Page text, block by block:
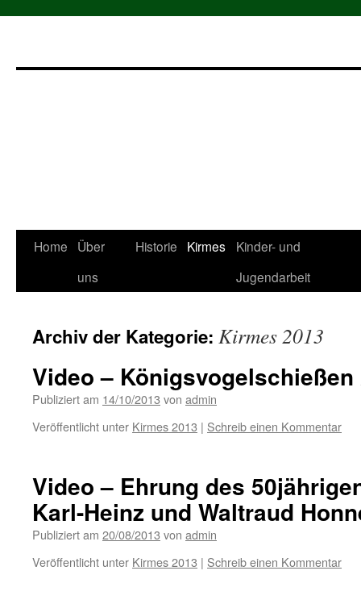
Zum
Home
Über
uns
Historie Kirmes
Kinder- und
Jugendarbeit
Archiv der Kategorie: Kirmes 2013
Video – Königsvogelschießen
Publiziert am 14/10/2013 von admin
Veröffentlicht unter Kirmes 2013 | Schreib einen Kommentar
Video – Ehrung des
Karl-Heinz und Waltraud
Publiziert am 20/08/2013 von admin
Veröffentlicht unter Kirmes 2013 | Schreib einen Kommentar